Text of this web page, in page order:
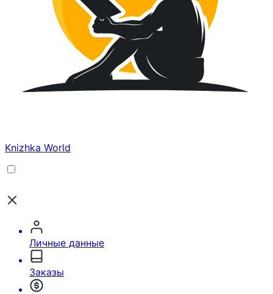
Knizhka World
Личные данные
Заказы